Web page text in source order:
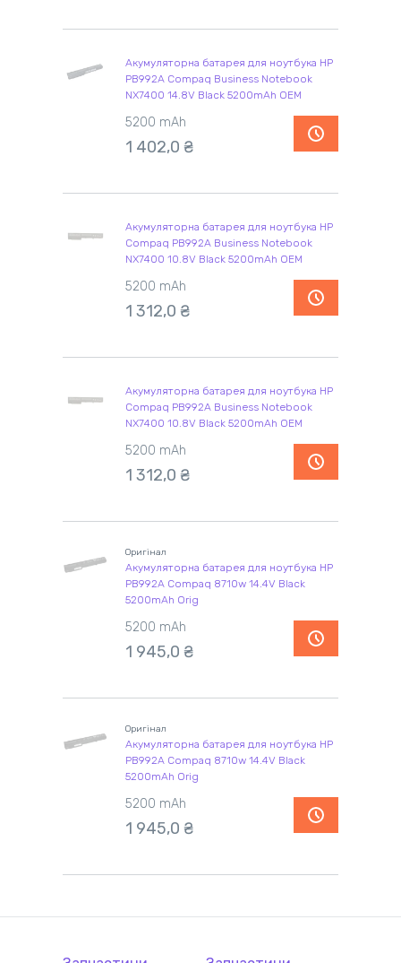
Акумуляторна батарея для ноутбука HP
PB992A Compaq Business Notebook
NX7400 14.8V Black 5200mAh OEM
5200 mAh
1 402,0 ₴
Акумуляторна батарея для ноутбука HP
Compaq PB992A Business Notebook
NX7400 10.8V Black 5200mAh OEM
5200 mAh
1 312,0 ₴
Акумуляторна батарея для ноутбука HP
Compaq PB992A Business Notebook
NX7400 10.8V Black 5200mAh OEM
5200 mAh
1 312,0 ₴
Оригінал
Акумуляторна батарея для ноутбука HP
PB992A Compaq 8710w 14.4V Black
5200mAh Orig
5200 mAh
1 945,0 ₴
Оригінал
Акумуляторна батарея для ноутбука HP
PB992A Compaq 8710w 14.4V Black
5200mAh Orig
5200 mAh
1 945,0 ₴